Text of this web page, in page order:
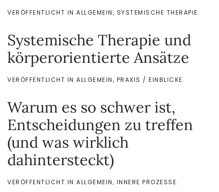
VERÖFFENTLICHT IN ALLGEMEIN, SYSTEMISCHE THERAPIE.
Systemische Therapie und
körperorientierte Ansätze
VERÖFFENTLICHT IN ALLGEMEIN, PRAXIS / EINBLICKE.
Warum es so schwer ist,
Entscheidungen zu treffen
(und was wirklich
dahintersteckt)
VERÖFFENTLICHT IN ALLGEMEIN, INNERE PROZESSE.